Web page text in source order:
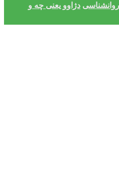
روانشناسی دژاوو یعنی چه و